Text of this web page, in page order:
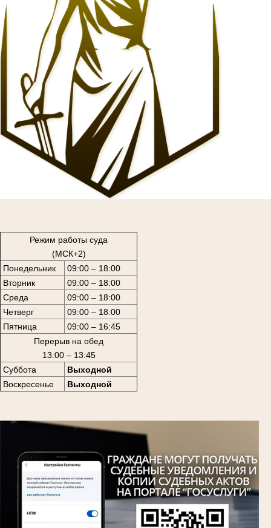
Режим работы суда
(МСК+2)
Понедельник
09:00 – 18:00
Вторник
09:00 – 18:00
Среда
09:00 – 18:00
Четверг
09:00 – 18:00
Пятница
09:00 – 16:45
Перерыв на обед
13:00 – 13:45
Суббота
Выходной
Воскресенье
Выходной